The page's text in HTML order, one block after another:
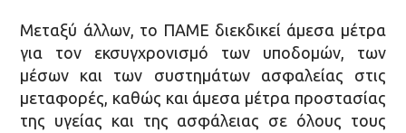
Μεταξύ άλλων, το ΠΑΜΕ διεκδικεί άμεσα μέτρα
για τον εκσυγχρονισμό των υποδομών, των
μέσων και των συστημάτων ασφαλείας στις
μεταφορές, καθώς και άμεσα μέτρα προστασίας
της υγείας και της ασφάλειας σε όλους τους